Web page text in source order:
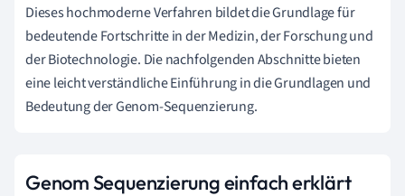
Dieses hochmoderne Verfahren bildet die Grundlage für
bedeutende Fortschritte in der Medizin, der Forschung und
der Biotechnologie. Die nachfolgenden Abschnitte bieten
eine leicht verständliche Einführung in die Grundlagen und
Bedeutung der Genom-Sequenzierung.
Genom Sequenzierung einfach erklärt